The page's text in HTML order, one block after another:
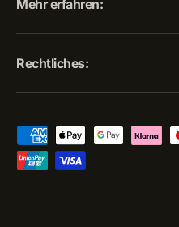
Mehr erfahren:
Rechtliches:
Zahlungsmethoden